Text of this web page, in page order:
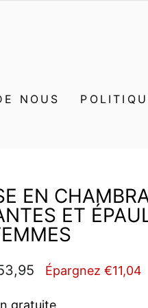
NOUS
EN
ET
Épargnez €11,04
gratuite